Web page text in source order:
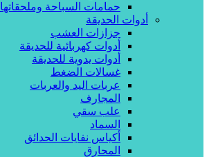
حمامات السباحة وملحقاتها
أدوات الحديقة
جزازات العشب
أدوات كهربائية للحديقة
أدوات يدوية للحديقة
غسالات الضغط
عربات اليد والعربات
المجارف
علب سقي
السماد
أكياس نفايات الحدائق
المحارق